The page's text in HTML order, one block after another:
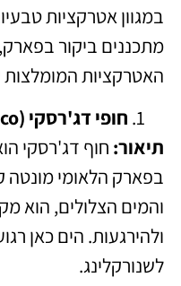
במגוון אטרקציות
מתכננים ביקור
האטרקציות המומלצות
חופי דג'רסקי (Playa de Janico)
תיאור: חוף דג'רסקי
בפארק הלאומי מונטה
והמים הצלולים, הוא
ולהירגעות. הים כאן
לשנורקלינג.